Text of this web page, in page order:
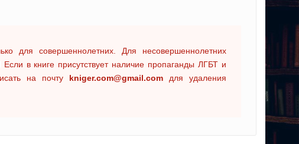
для совершеннолетних. Для несовершеннолетних
Если в книге присутствует наличие пропаганды ЛГБТ и
на почту kniger.com@gmail.com для удаления